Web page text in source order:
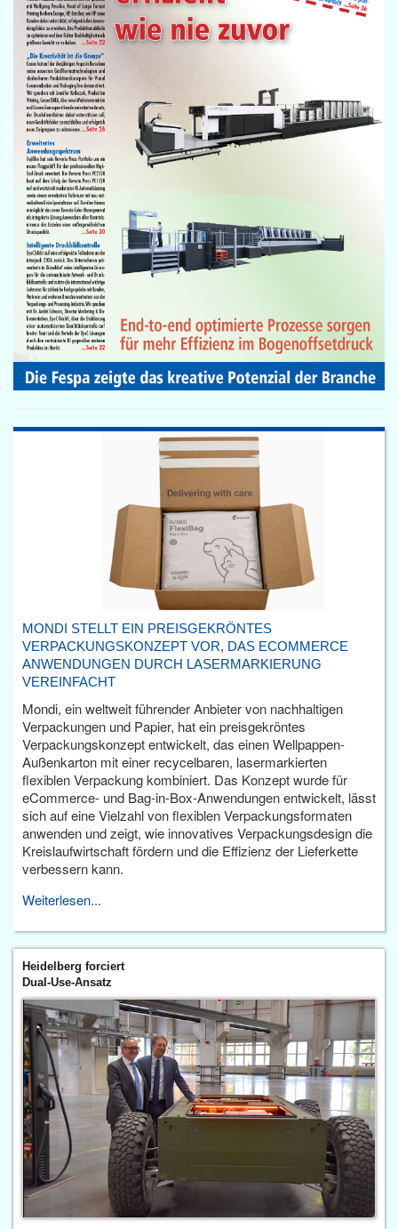
MONDI STELLT EIN PREISGEKRÖNTES
VERPACKUNGSKONZEPT VOR, DAS ECOMMERCE
ANWENDUNGEN DURCH LASERMARKIERUNG
VEREINFACHT
Mondi, ein weltweit führender Anbieter von nachhaltigen
Verpackungen und Papier, hat ein preisgekröntes
Verpackungskonzept entwickelt, das einen Wellpappen-
Außenkarton mit einer recycelbaren, lasermarkierten
flexiblen Verpackung kombiniert. Das Konzept wurde für
eCommerce- und Bag-in-Box-Anwendungen entwickelt, lässt
sich auf eine Vielzahl von flexiblen Verpackungsformaten
anwenden und zeigt, wie innovatives Verpackungsdesign die
Kreislaufwirtschaft fördern und die Effizienz der Lieferkette
verbessern kann.
Weiterlesen...
Heidelberg forciert
Dual-Use-Ansatz